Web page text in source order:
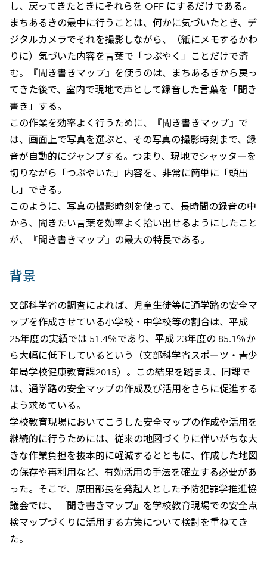
し、戻ってきたときにそれらを OFF にするだけである。
まちあるきの最中に行うことは、何かに気づいたとき、デ
ジタルカメラでそれを撮影しながら、（紙にメモするかわ
りに）気づいた内容を言葉で「つぶやく」ことだけで済
む。『聞き書きマップ』を使うのは、まちあるきから戻っ
てきた後で、室内で現地で声として録音した言葉を「聞き
書き」する。
この作業を効率よく行うために、『聞き書きマップ』で
は、画面上で写真を選ぶと、その写真の撮影時刻まで、録
音が自動的にジャンプする。つまり、現地でシャッターを
切りながら「つぶやいた」内容を、非常に簡単に「頭出
し」できる。
このように、写真の撮影時刻を使って、長時間の録音の中
から、聞きたい言葉を効率よく拾い出せるようにしたこと
が、『聞き書きマップ』の最大の特長である。
背景
文部科学省の調査によれば、児童生徒等に通学路の安全マ
ップを作成させている小学校・中学校等の割合は、平成
25年度の実績では 51.4％であり、平成 23年度の 85.1％か
ら大幅に低下しているという（文部科学省スポーツ・青少
年局学校健康教育課2015）。この結果を踏まえ、同課で
は、通学路の安全マップの作成及び活用をさらに促進する
よう求めている。
学校教育現場においてこうした安全マップの作成や活用を
継続的に行うためには、従来の地図づくりに伴いがちな大
きな作業負担を抜本的に軽減するとともに、作成した地図
の保存や再利用など、有効活用の手法を確立する必要があ
った。そこで、原田部長を発起人とした予防犯罪学推進協
議会では、『聞き書きマップ』を学校教育現場での安全点
検マップづくりに活用する方策について検討を重ねてき
た。